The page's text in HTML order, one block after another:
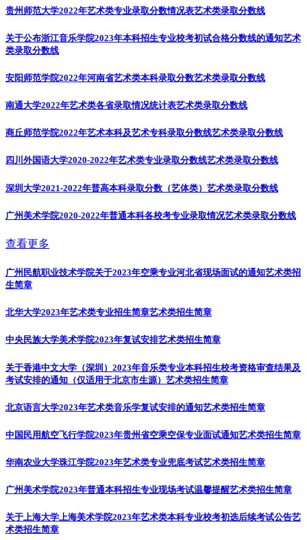
贵州师范大学2022年艺术类专业录取分数情况表艺术类录取分数线
关于公布浙江音乐学院2023年本科招生专业校考初试合格分数线的通知艺术
类录取分数线
安阳师范学院2022年河南省艺术类本科录取分数艺术类录取分数线
南通大学2022年艺术类各省录取情况统计表艺术类录取分数线
商丘师范学院2022年艺术本科及艺术专科录取分数线艺术类录取分数线
四川外国语大学2020-2022年艺术类专业录取分数线艺术类录取分数线
深圳大学2021-2022年普高本科录取分数（艺体类） 艺术类录取分数线
广州美术学院2020-2022年普通本科各校考专业录取情况艺术类录取分数线
查看更多
广州民航职业技术学院关于2023年空乘专业河北省现场面试的通知艺术类招
生简章
北华大学2023年艺术类专业招生简章艺术类招生简章
中央民族大学美术学院2023年复试安排艺术类招生简章
关于香港中文大学（深圳）2023年音乐类专业本科招生校考资格审查结果及
考试安排的通知（仅适用于北京市生源） 艺术类招生简章
北京语言大学2023年艺术类音乐学复试安排的通知艺术类招生简章
中国民用航空飞行学院2023年贵州省空乘空保专业面试通知艺术类招生简章
华南农业大学珠江学院2023年艺术类专业兜底考试艺术类招生简章
广州美术学院2023年普通本科招生专业现场考试温馨提醒艺术类招生简章
关于上海大学上海美术学院2023年艺术类本科专业校考初选后续考试公告艺
术类招生简章